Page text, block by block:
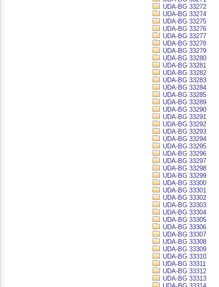
UDA-BG 33272
UDA-BG 33274
UDA-BG 33275
UDA-BG 33276
UDA-BG 33277
UDA-BG 33278
UDA-BG 33279
UDA-BG 33280
UDA-BG 33281
UDA-BG 33282
UDA-BG 33283
UDA-BG 33284
UDA-BG 33285
UDA-BG 33289
UDA-BG 33290
UDA-BG 33291
UDA-BG 33292
UDA-BG 33293
UDA-BG 33294
UDA-BG 33295
UDA-BG 33296
UDA-BG 33297
UDA-BG 33298
UDA-BG 33299
UDA-BG 33300
UDA-BG 33301
UDA-BG 33302
UDA-BG 33303
UDA-BG 33304
UDA-BG 33305
UDA-BG 33306
UDA-BG 33307
UDA-BG 33308
UDA-BG 33309
UDA-BG 33310
UDA-BG 33311
UDA-BG 33312
UDA-BG 33313